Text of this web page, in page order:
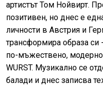
артистът Том Нойвирт.
позитивен, но днес е
личности в Австрия и
трансформира образа си
по-мъжествено, модерно
WURST. Музикално се
балади и днес записва